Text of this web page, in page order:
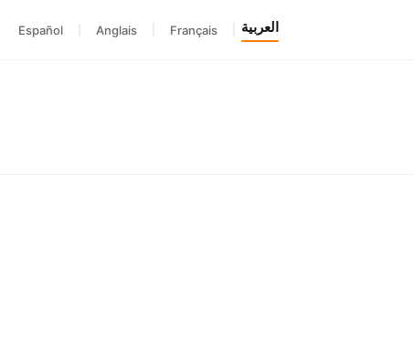
العربية Français
Anglais
Español